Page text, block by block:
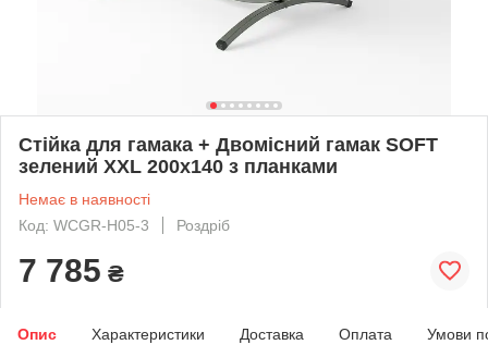
Стійка для гамака + Двомісний гамак SOFT
зелений XXL 200x140 з планками
Немає в наявності
Код: WCGR-H05-3
Роздріб
7 785 ₴
Опис Характеристики Доставка Оплата Умови